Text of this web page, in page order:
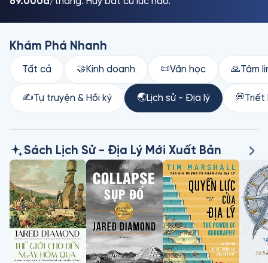
Khám Phá Nhanh
Tất cả 🤝Kinh doanh 📜Văn học 🙏Tâm
✍️Tự truyện & Hồi ký 🌏Lịch sử - Địa lý 💭Triết
Sách Lịch Sử - Địa Lý Mới Xuất Bản